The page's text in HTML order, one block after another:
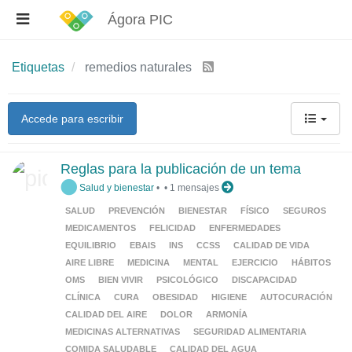
Ágora PIC
Etiquetas remedios naturales
Accede para escribir
Reglas para la publicación de un tema
Salud y bienestar •
SALUD PREVENCIÓN BIENESTAR FÍSICO
SEGUROS
MEDICAMENTOS
FELICIDAD
ENFERMEDADES
EQUILIBRIO
EBAIS INS CCSS
CALIDAD DE VIDA
AIRE LIBRE
MEDICINA MENTAL EJERCICIO
HÁBITOS
OMS
BIEN VIVIR PSICOLÓGICO
DISCAPACIDAD
CLÍNICA
CURA OBESIDAD HIGIENE
AUTOCURACIÓN
CALIDAD DEL AIRE
DOLOR
ARMONÍA
MEDICINAS ALTERNATIVAS
SEGURIDAD ALIMENTARIA
COMIDA SALUDABLE
CALIDAD DEL AGUA
• 1 mensajes